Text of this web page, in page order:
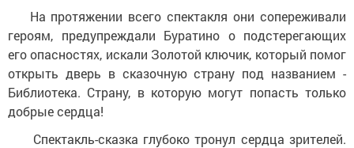
На протяжении всего спектакля они сопереживали
героям, предупреждали Буратино о подстерегающих
его опасностях, искали Золотой ключик, который помог
открыть дверь в сказочную страну под названием -
Библиотека. Страну, в которую могут попасть только
добрые сердца!
Спектакль-сказка глубоко тронул сердца зрителей.